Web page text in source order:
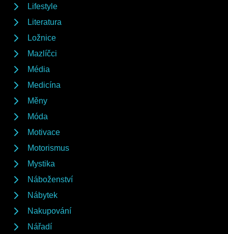
Lifestyle
Literatura
Ložnice
Mazlíčci
Média
Medicína
Měny
Móda
Motivace
Motorismus
Mystika
Náboženství
Nábytek
Nakupování
Nářadí